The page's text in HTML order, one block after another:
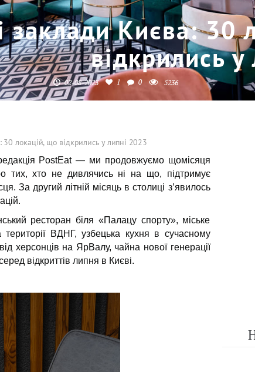
заклади Києва: 30
відкрились
02-08-2023 1 0 5236
30 локацій, що відкрились у липні 2023
PostEat — ми продовжуємо щомісяця
тих, хто не дивлячись ні на що, підтримує
За другий літній місяць в столиці з’явилось
ресторан біля «Палацу спорту», міське
ВДНГ, узбецька кухня в сучасному
херсонців на ЯрВалу, чайна нової генерації
відкриттів липня в Києві.